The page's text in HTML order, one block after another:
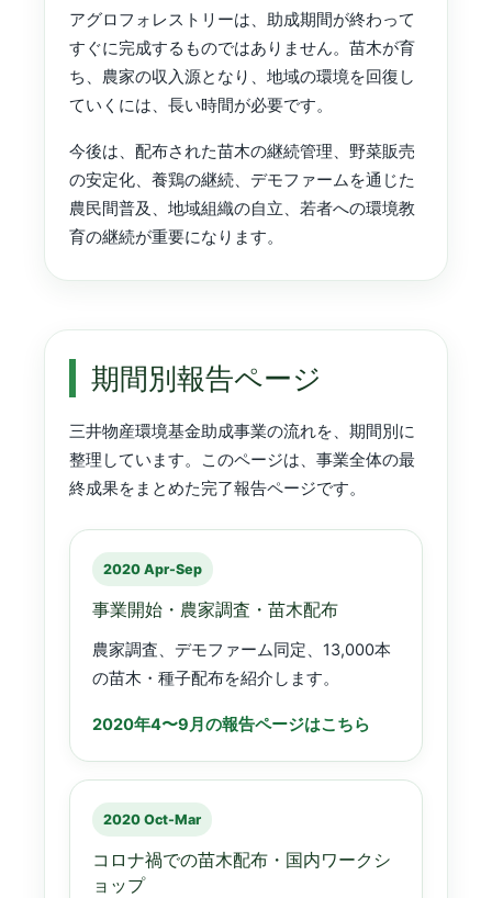
アグロフォレストリーは、助成期間が終わって
すぐに完成するものではありません。苗木が育
ち、農家の収入源となり、地域の環境を回復し
ていくには、長い時間が必要です。
今後は、配布された苗木の継続管理、野菜販売
の安定化、養鶏の継続、デモファームを通じた
農民間普及、地域組織の自立、若者への環境教
育の継続が重要になります。
期間別報告ページ
三井物産環境基金助成事業の流れを、期間別に
整理しています。このページは、事業全体の最
終成果をまとめた完了報告ページです。
2020 Apr-Sep
事業開始・農家調査・苗木配布
農家調査、デモファーム同定、13,000本
の苗木・種子配布を紹介します。
2020年4〜9月の報告ページはこちら
2020 Oct-Mar
コロナ禍での苗木配布・国内ワークシ
ョップ